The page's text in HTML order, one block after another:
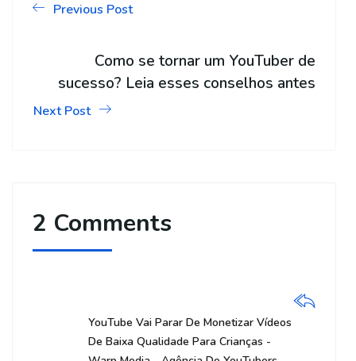
Previous Post
Como se tornar um YouTuber de
sucesso? Leia esses conselhos antes
Next Post
2 Comments
YouTube Vai Parar De Monetizar Vídeos
De Baixa Qualidade Para Crianças -